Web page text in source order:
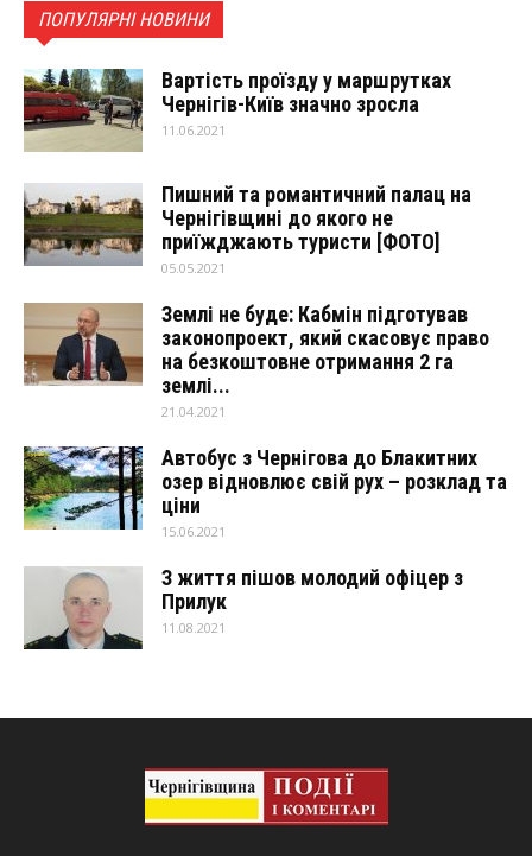
ПОПУЛЯРНІ НОВИНИ
Вартість проїзду у маршрутках
Чернігів-Київ значно зросла
11.06.2021
Пишний та романтичний палац на
Чернігівщині до якого не
приїжджають туристи [ФОТО]
05.05.2021
Землі не буде: Кабмін підготував
законопроект, який скасовує право
на безкоштовне отримання 2 га
землі...
21.04.2021
Автобус з Чернігова до Блакитних
озер відновлює свій рух – розклад та
ціни
15.06.2021
З життя пішов молодий офіцер з
Прилук
11.08.2021